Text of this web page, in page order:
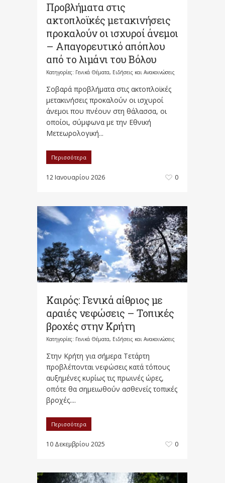
Προβλήματα στις
ακτοπλοϊκές μετακινήσεις
προκαλούν οι ισχυροί άνεμοι
– Απαγορευτικό απόπλου
από το λιμάνι του Βόλου
Κατηγορίες: Γενικά Θέματα, Ειδήσεις και Ανακοινώσεις
Σοβαρά προβλήματα στις ακτοπλοϊκές
μετακινήσεις προκαλούν οι ισχυροί
άνεμοι που πνέουν στη θάλασσα, οι
οποίοι, σύμφωνα με την Εθνική
Μετεωρολογική...
Περισσότερα
12 Ιανουαρίου 2026 0
Καιρός: Γενικά αίθριος με
αραιές νεφώσεις – Τοπικές
βροχές στην Κρήτη
Κατηγορίες: Γενικά Θέματα, Ειδήσεις και Ανακοινώσεις
Στην Κρήτη για σήμερα Τετάρτη
προβλέπονται νεφώσεις κατά τόπους
αυξημένες κυρίως τις πρωινές ώρες,
οπότε θα σημειωθούν ασθενείς τοπικές
βροχές....
Περισσότερα
10 Δεκεμβρίου 2025 0